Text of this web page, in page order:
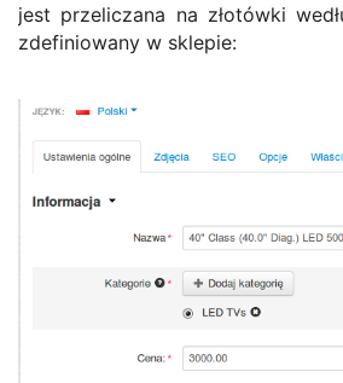
jest przeliczana na złotówki
zdefiniowany w sklepie: